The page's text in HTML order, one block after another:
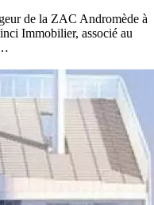
de la ZAC Andromède à
Immobilier, associé au